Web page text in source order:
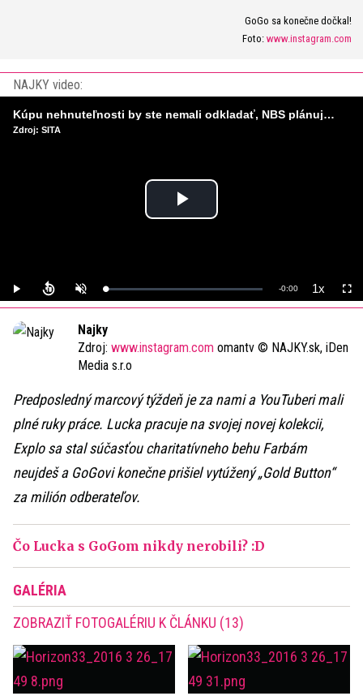
GoGo sa konečne dočkal!
Foto: www.instagram.com
NAJKY video:
Play
Play UnmuteLoaded:
0%
Remaining
-0:00 1xPlayback
Rate
Kúpu nehnuteľnosti by ste nemali odkladať, NBS plánuje sprísniť pravidlá pri hypotékach
Zdroj: SITA
Najky
Zdroj: www.instagram.com omantv © NAJKY.sk, iDen
Media s.r.o
Predposledný marcový týždeň je za nami a YouTuberi mali
plné ruky práce. Lucka pracuje na svojej novej kolekcii,
Explo sa stal súčasťou charitatívneho behu Farbám
neujdeš a GoGovi konečne prišiel vytúžený „Gold Button“
za milión odberateľov.
Čo Lucka s GoGom nikdy nerobili? :D
GALÉRIA
ZOBRAZIŤ FOTOGALÉRIU K ČLÁNKU (13)